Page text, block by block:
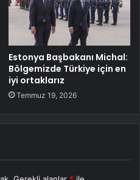
Estonya Başbakanı Michal:
Bölgemizde Türkiye için en
iyi ortaklarız
Temmuz 19, 2026